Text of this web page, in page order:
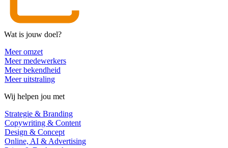
Wat is jouw doel?
Meer omzet
Meer medewerkers
Meer bekendheid
Meer uitstraling
Wij helpen jou met
Strategie & Branding
Copywriting & Content
Design & Concept
Online, AI & Advertising